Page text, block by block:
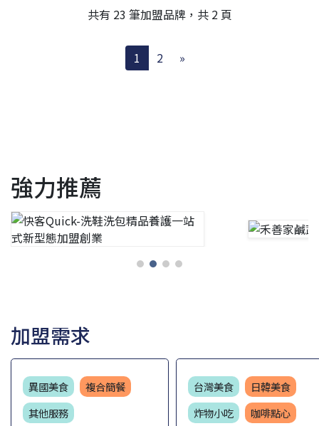
共有 23 筆加盟品牌，共 2 頁
1 2 »
強力推薦
加盟需求
異國美食
複合簡餐
其他服務
台灣美食
日韓美食
炸物小吃
咖啡點心